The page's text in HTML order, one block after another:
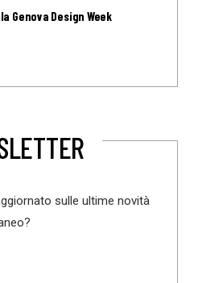
Genova Design Week
sulle ultime novità